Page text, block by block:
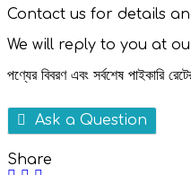
Contact us for details
We will reply to you at
পণ্যের বিবরণ এবং সর্বশেষ পাইকারি
Ask a Question
Share